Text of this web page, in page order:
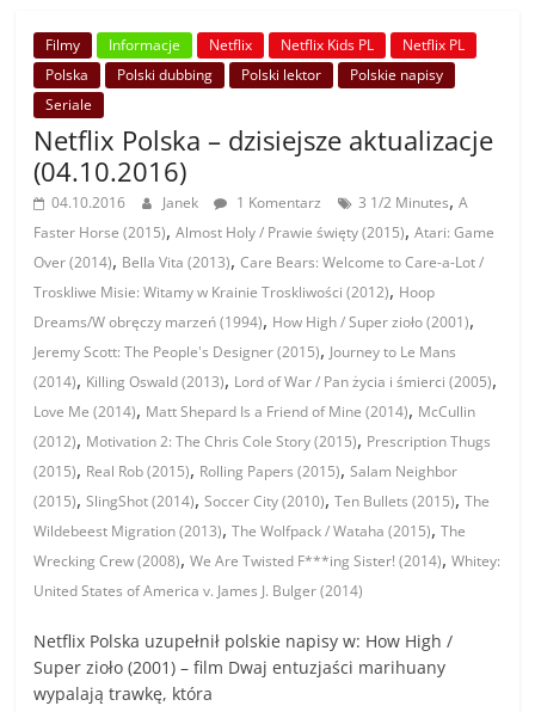
Filmy Informacje Netflix Netflix Kids PL
Netflix PL
Polska
Polski dubbing Polski lektor
Polskie napisy
Seriale
Netflix Polska – dzisiejsze aktualizacje
(04.10.2016)
04.10.2016 Janek 1 Komentarz 3 1/2 Minutes,A
Faster Horse (2015),Almost Holy / Prawie święty (2015),Atari: Game
Over (2014), Bella Vita (2013),Care Bears: Welcome to Care-a-Lot /
Troskliwe Misie: Witamy w Krainie Troskliwości (2012), Hoop
Dreams/W obręczy marzeń (1994), How High / Super zioło (2001),
Jeremy Scott: The People's Designer (2015), Journey to Le Mans
(2014), Killing Oswald (2013), Lord of War / Pan życia i śmierci (2005),
Love Me (2014), Matt Shepard Is a Friend of Mine (2014), McCullin
(2012), Motivation 2: The Chris Cole Story (2015), Prescription Thugs
(2015), Real Rob (2015), Rolling Papers (2015),Salam Neighbor
(2015),SlingShot (2014),Soccer City (2010),Ten Bullets (2015),The
Wildebeest Migration (2013),The Wolfpack / Wataha (2015),The
Wrecking Crew (2008),We Are Twisted F***ing Sister! (2014),Whitey:
United States of America v. James J. Bulger (2014)
Netflix Polska uzupełnił polskie napisy w: How High /
Super zioło (2001) – film Dwaj entuzjaści marihuany
wypalają trawkę, która